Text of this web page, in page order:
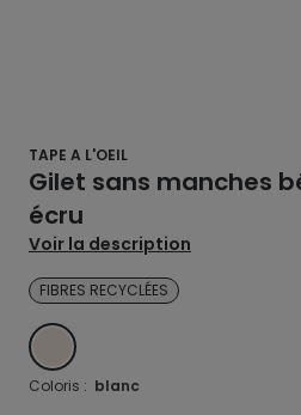
TAPE A L'OEIL
Gilet sans manches
écru
Voir la description
FIBRES RECYCLÉES
BLANC
Coloris : blanc